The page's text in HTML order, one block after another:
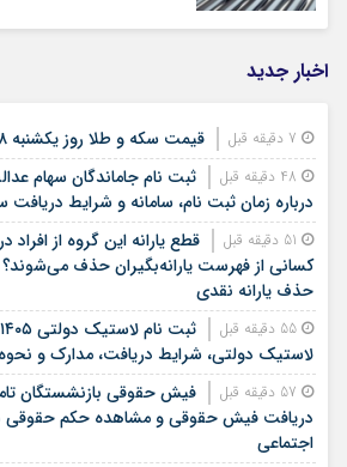
اخبار جدید
قیمت سکه و طلا روز یکشنبه ۱۸ مرداد ۱۴۰۵
درباره زمان ثبت نام، سامانه و شرایط دریافت
کسانی از فهرست یارانه‌بگیران حذف
حذف یارانه نقدی
لاستیک دولتی، شرایط دریافت، مدارک و نحوه
فیش حقوقی بازنشستگان
دریافت فیش حقوقی و مشاهده حکم حقوقی
اجتماعی